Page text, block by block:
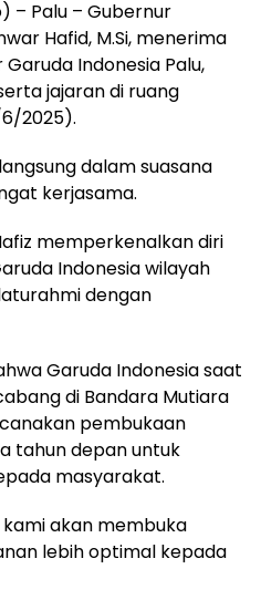
– Palu – Gubernur
Hafid, M.Si, menerima
Indonesia Palu,
jajaran di ruang
2025).
dalam suasana
kerjasama.
memperkenalkan diri
Indonesia wilayah
dengan
Garuda Indonesia saat
di Bandara Mutiara
pembukaan
tahun depan untuk
masyarakat.
akan membuka
lebih optimal kepada